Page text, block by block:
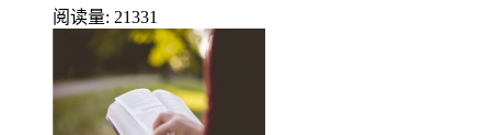
阅读量: 21331